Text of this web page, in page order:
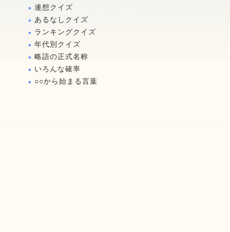
連想クイズ
あるなしクイズ
ランキングクイズ
年代別クイズ
略語の正式名称
いろんな確率
○○から始まる言葉